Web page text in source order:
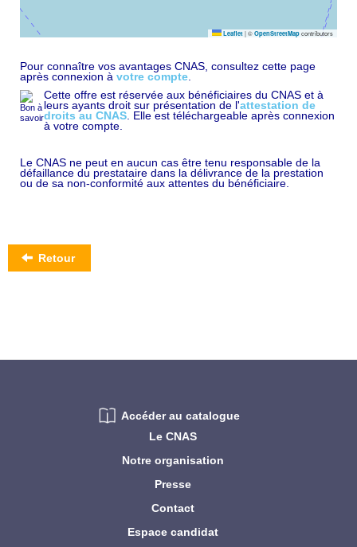
Leaflet |© OpenStreetMap contributors
Pour connaître vos avantages CNAS, consultez cette page
après connexion à votre compte.
Cette offre est réservée aux bénéficiaires du CNAS et à
leurs ayants droit sur présentation de l'attestation de
droits au CNAS. Elle est téléchargeable après connexion
à votre compte.
Le CNAS ne peut en aucun cas être tenu responsable de la
défaillance du prestataire dans la délivrance de la prestation
ou de sa non-conformité aux attentes du bénéficiaire.
Retour
Le CNAS
Notre organisation
Presse
Contact
Espace candidat
Accéder au catalogue